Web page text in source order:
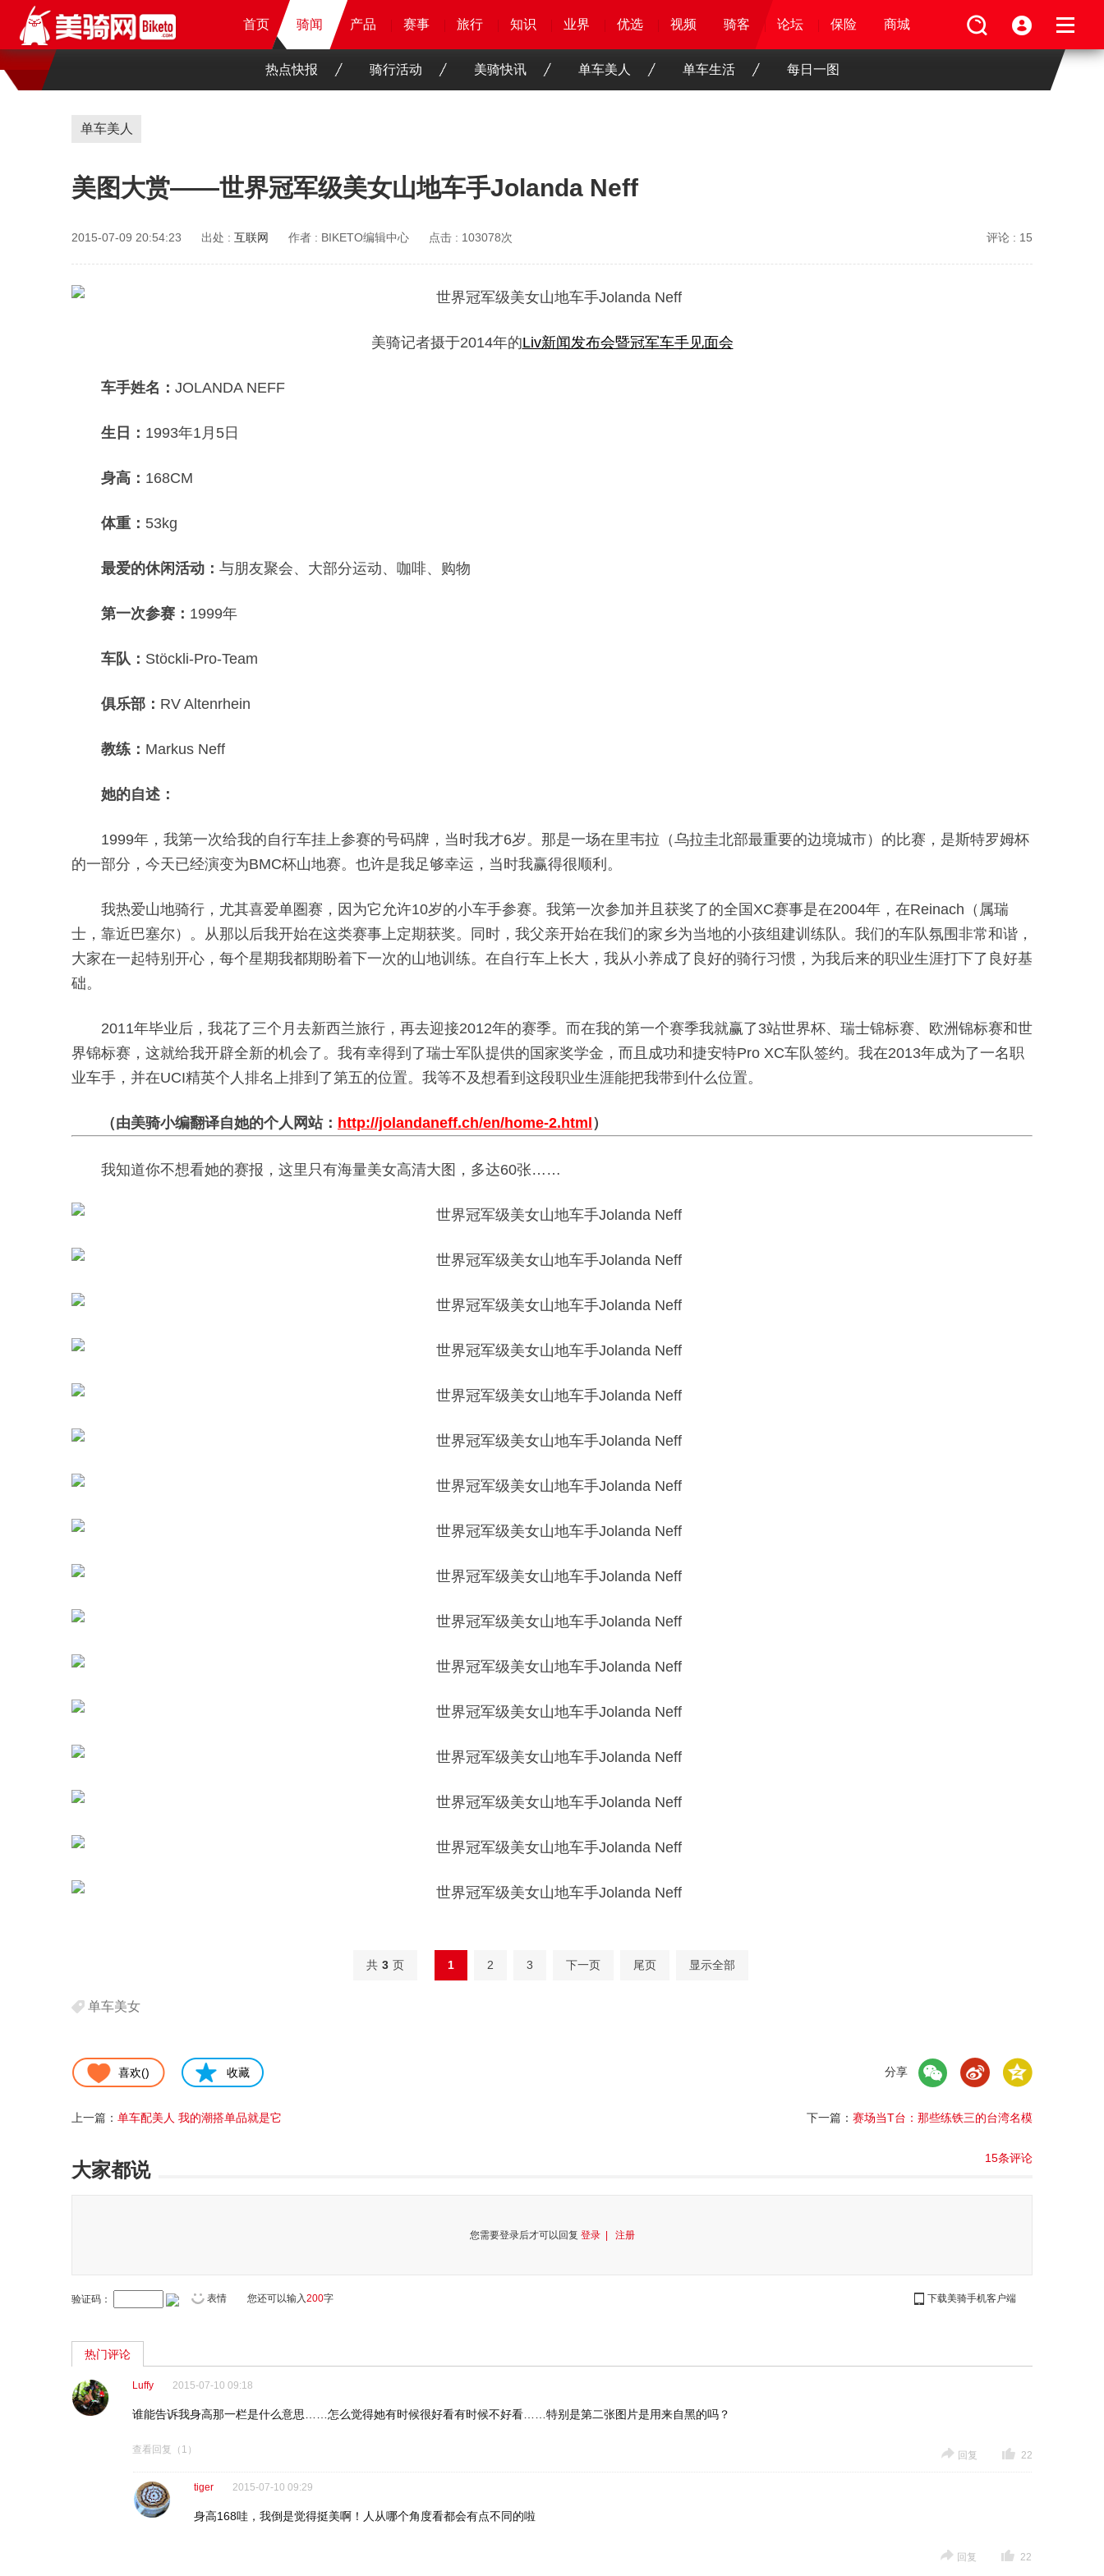
产品 赛事 旅行 知识 业界 优选 骑客 论坛 保险 商城
首页 骑闻 产品 赛事 旅行 知识 业界 优选 骑客 视频 论坛 保险 商城
首页 骑闻 产品 赛事 旅行 知识 业界 优选 视频 骑客 论坛 保险 商城
首页 骑闻 产品 赛事 旅行 知识 业界 优选 视频 骑客 论坛 保险 商城
热点快报 骑行活动 美骑快讯 单车美人 单车生活 每日一图
单车美人
美图大赏——世界冠军级美女山地车手Jolanda Neff
2015-07-09 20:54:23 出处 : 互联网 作者 : BIKETO编辑中心 点击 : 103078次 评论 : 15
美骑记者摄于2014年的Liv新闻发布会暨冠军车手见面会
车手姓名： JOLANDA NEFF
生日： 1993年1月5日
身高： 168CM
体重： 53kg
最爱的休闲活动： 与朋友聚会、大部分运动、咖啡、购物
第一次参赛： 1999年
车队： Stöckli-Pro-Team
俱乐部： RV Altenrhein
教练： Markus Neff
她的自述：
1999年，我第一次给我的自行车挂上参赛的号码牌，当时我才6岁。那是一场在里韦拉（乌拉圭北部最重要的边境城市）的比赛，是斯特罗姆杯
的一部分，今天已经演变为BMC杯山地赛。也许是我足够幸运，当时我赢得很顺利。
我热爱山地骑行，尤其喜爱单圏赛，因为它允许10岁的小车手参赛。我第一次参加并且获奖了的全国XC赛事是在2004年，在Reinach（属瑞
士，靠近巴塞尔）。从那以后我开始在这类赛事上定期获奖。同时，我父亲开始在我们的家乡为当地的小孩组建训练队。我们的车队氛围非常和谐，
大家在一起特别开心，每个星期我都期盼着下一次的山地训练。在自行车上长大，我从小养成了良好的骑行习惯，为我后来的职业生涯打下了良好基
础。
2011年毕业后，我花了三个月去新西兰旅行，再去迎接2012年的赛季。而在我的第一个赛季我就赢了3站世界杯、瑞士锦标赛、欧洲锦标赛和世
界锦标赛，这就给我开辟全新的机会了。我有幸得到了瑞士军队提供的国家奖学金，而且成功和捷安特Pro XC车队签约。我在2013年成为了一名职
业车手，并在UCI精英个人排名上排到了第五的位置。我等不及想看到这段职业生涯能把我带到什么位置。
（由美骑小编翻译自她的个人网站： http://jolandaneff.ch/en/home-2.html ）
我知道你不想看她的赛报，这里只有海量美女高清大图，多达60张……
共 3 页 1 2 3 下一页 尾页 显示全部
单车美女
喜欢() 收藏 分享
上一篇： 单车配美人 我的潮搭单品就是它 下一篇： 赛场当T台：那些练铁三的台湾名模
大家都说
15条评论
您需要登录后才可以回复 登录 | 注册
验证码： 表情 下载美骑手机客户端
您还可以输入200字
热门评论
Luffy 2015-07-10 09:18
谁能告诉我身高那一栏是什么意思……怎么觉得她有时候很好看有时候不好看……特别是第二张图片是用来自黑的吗？
查看回复 （1） 22
回复
tiger 2015-07-10 09:29
身高168哇，我倒是觉得挺美啊！人从哪个角度看都会有点不同的啦
22
回复